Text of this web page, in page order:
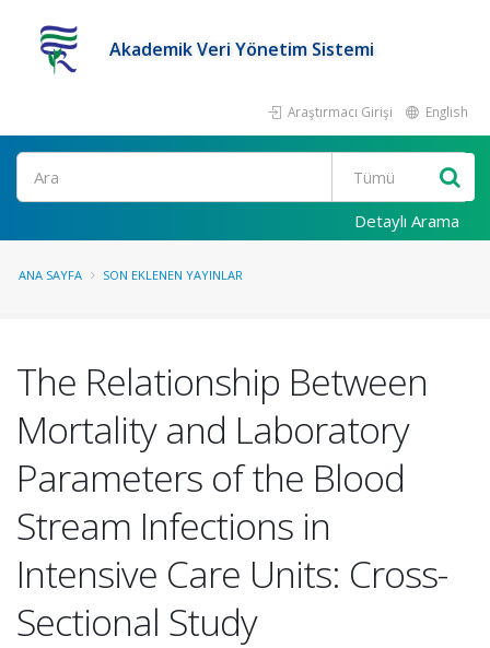
Akademik Veri Yönetim Sistemi
Araştırmacı Girişi English
Ara
Detaylı Arama
ANA SAYFA SON EKLENEN YAYINLAR
The Relationship Between
Mortality and Laboratory
Parameters of the Blood
Stream Infections in
Intensive Care Units: Cross-
Sectional Study